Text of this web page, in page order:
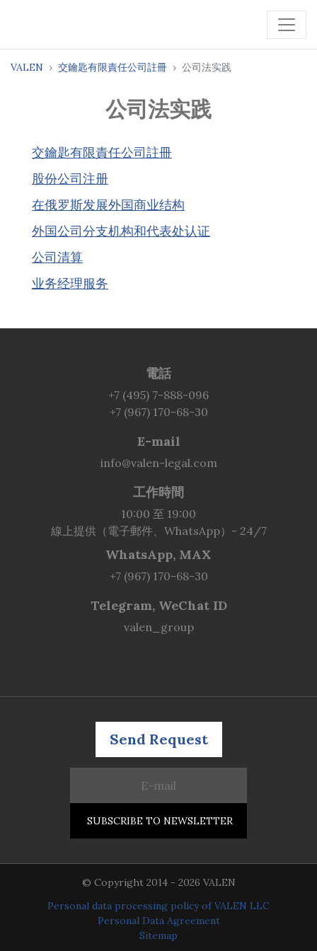
VALEN 交鑰匙有限責任公司註冊 公司法实践
公司法实践
交鑰匙有限責任公司註冊
股份公司注册
在俄罗斯发展外国商业结构
外国公司分支机构和代表处认证
公司清算
业务经理服务
電話
+7 (495) 7-888-096
+7 (967) 170-68-30
E-mail
info@valen-legal.com
工作時間
10:00 至 19:00
線上提供（電子郵件、WhatsApp）- 24/7
WhatsApp, MAX
+7 (967) 170-68-30
Telegram, WeChat ID
valen_group
Send Request
© Copyright 2014 - 2026 VALEN
Personal data processing policy of VALEN LLC
Personal Data Agreement
Sitemap